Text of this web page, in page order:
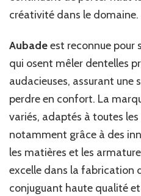
créativité dans le domaine.
Aubadeest reconnue pour
qui osent mêler dentelles
audacieuses, assurant une
perdre en confort. La
variés, adaptés à toutes
notamment grâce à des
les matières et les
excelle dans la fabrication
conjuguant haute qualité